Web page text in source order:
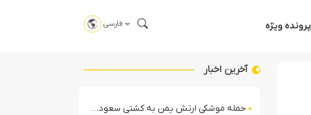
پرونده ویژه فارسی
آخرین اخبار
حمله موشکی ارتش یمن به کشتی سعودی در شمال دریای سرخ